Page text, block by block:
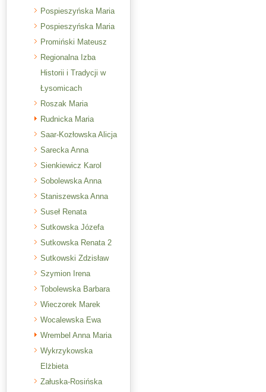
Pospieszyńska Maria
Pospieszyńska Maria
Promiński Mateusz
Regionalna Izba
Historii i Tradycji w
Łysomicach
Roszak Maria
Rudnicka Maria
Saar-Kozłowska Alicja
Sarecka Anna
Sienkiewicz Karol
Sobolewska Anna
Staniszewska Anna
Suseł Renata
Sutkowska Józefa
Sutkowska Renata 2
Sutkowski Zdzisław
Szymion Irena
Tobolewska Barbara
Wieczorek Marek
Wocalewska Ewa
Wrembel Anna Maria
Wykrzykowska
Elżbieta
Załuska-Rosińska